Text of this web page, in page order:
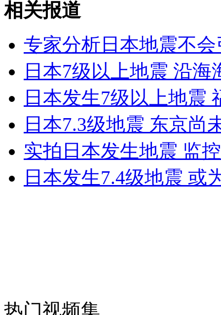
安徽一实载49人客车翻车
走！跟着总书记去植树
消防员救轻生者
相关报道
专家分析日本地震不
日本7级以上地震 沿海
日本发生7级以上地震
日本7.3级地震 东京尚
实拍日本发生地震 监
日本发生7.4级地震 或
热门视频集